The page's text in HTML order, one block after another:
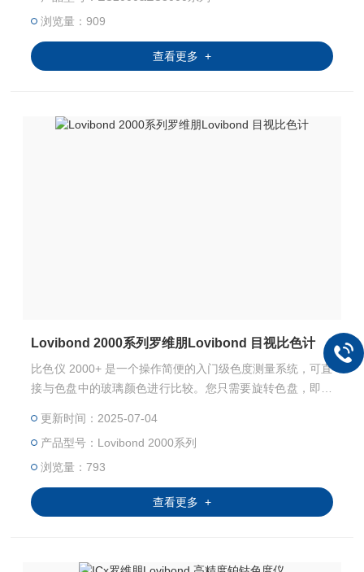
浏览量：909
查看更多 +
Lovibond 2000系列罗维朋Lovibond 目视比色计
比色仪 2000+ 是一个操作简便的入门级色度测量系统，可直
接与色盘中的玻璃颜色进行比较。您只需要旋转色盘，即可
更新时间：2025-07-04
产品型号：Lovibond 2000系列
浏览量：793
查看更多 +